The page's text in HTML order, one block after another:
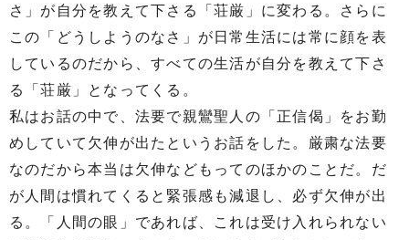
さ」が自分を教えて下さる「荘厳」に変わる。さらに
この「どうしようのなさ」が日常生活には常に顔を表
しているのだから、すべての生活が自分を教えて下さ
る「荘厳」となってくる。
私はお話の中で、法要で親鸞聖人の「正信偈」をお勤
めしていて欠伸が出たというお話をした。厳粛な法要
なのだから本当は欠伸などもってのほかのことだ。だ
が人間は慣れてくると緊張感も減退し、必ず欠伸が出
る。「人間の眼」であれば、これは受け入れられない